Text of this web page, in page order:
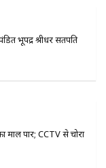
भूपेंद्र श्रीधर सतपति
माल पार; CCTV से चोरों